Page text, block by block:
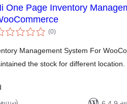
One Page Inventory
(0કુલ
રેટિંગ્સ
)
Management System For
the stock for different location.